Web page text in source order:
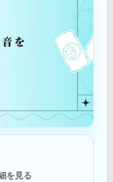
を見る